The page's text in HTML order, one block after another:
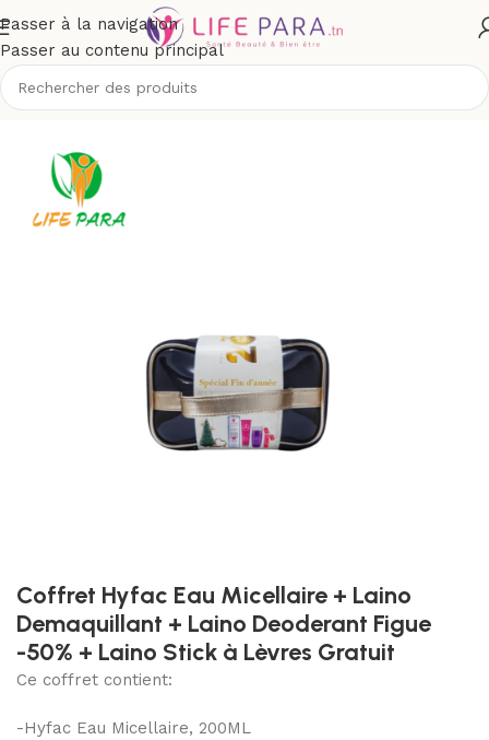
Passer à la navigation
Passer au contenu principal
Accueil/Boutique/Coffrets
Coffret Hyfac Eau Micellaire + Laino
Demaquillant + Laino Deoderant Figue
-50% + Laino Stick à Lèvres Gratuit
Ce coffret contient:
-Hyfac Eau Micellaire, 200ML